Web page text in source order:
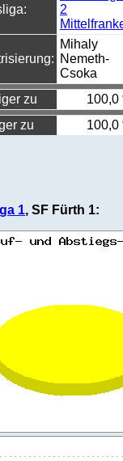
2
Mihaly
Nemeth-
Csoka
zu
100,0
zu
100,0
1, SF Fürth 1: